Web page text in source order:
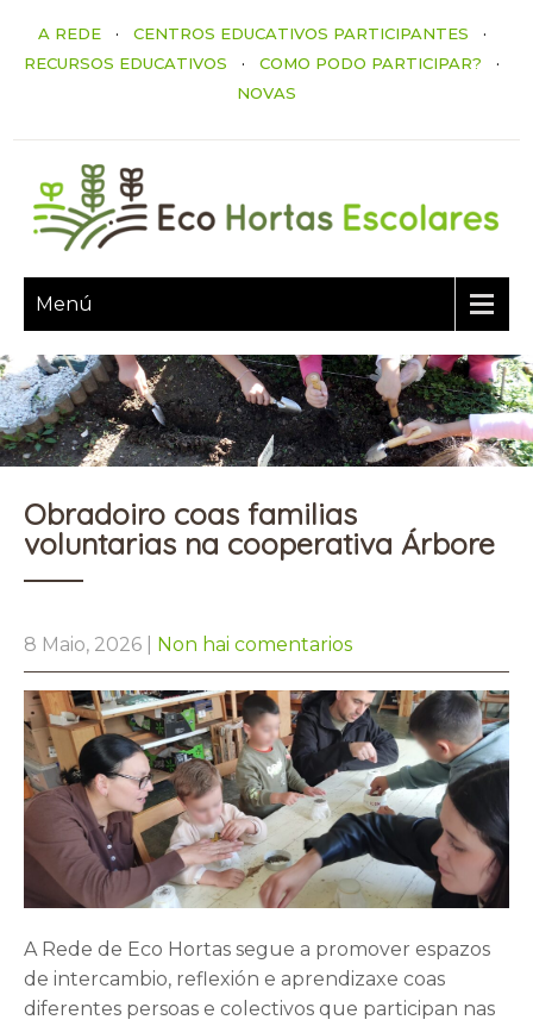
A REDE· CENTROS EDUCATIVOS PARTICIPANTES ·
RECURSOS EDUCATIVOS · COMO PODO PARTICIPAR? ·
NOVAS
Menú
Obradoiro coas familias
voluntarias na cooperativa Árbore
8 Maio, 2026 Non hai comentarios
A Rede de Eco Hortas segue a promover espazos
de intercambio, reflexión e aprendizaxe coas
diferentes persoas e colectivos que participan nas